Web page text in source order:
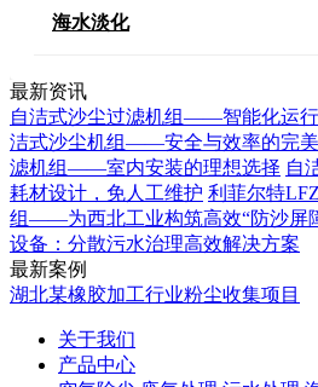
海水淡化
最新资讯
自洁式沙尘过滤机组——智能化运
洁式沙尘机组——安全与效率的完
滤机组——室内安装的理想选择 自
耗材设计，免人工维护 利菲尔特
组——为西北工业构筑高效“防沙屏
设备：分散污水治理高效解决方案
最新案例
湖北某橡胶加工行业粉尘收集项目
关于我们
产品中心